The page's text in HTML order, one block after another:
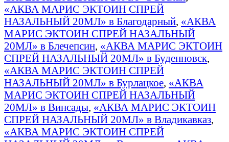
«АКВА МАРИС ЭКТОИН СПРЕЙ
НАЗАЛЬНЫЙ 20МЛ» в Благодарный, «АКВА
МАРИС ЭКТОИН СПРЕЙ НАЗАЛЬНЫЙ
20МЛ» в Блечепсин, «АКВА МАРИС ЭКТОИН
СПРЕЙ НАЗАЛЬНЫЙ 20МЛ» в Буденновск,
«АКВА МАРИС ЭКТОИН СПРЕЙ
НАЗАЛЬНЫЙ 20МЛ» в Бурлацкое, «АКВА
МАРИС ЭКТОИН СПРЕЙ НАЗАЛЬНЫЙ
20МЛ» в Винсады, «АКВА МАРИС ЭКТОИН
СПРЕЙ НАЗАЛЬНЫЙ 20МЛ» в Владикавказ,
«АКВА МАРИС ЭКТОИН СПРЕЙ